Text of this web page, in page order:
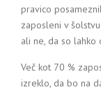
pravico
zaposleni v
ali ne, da so
Več kot 70 %
izreklo, da bo na